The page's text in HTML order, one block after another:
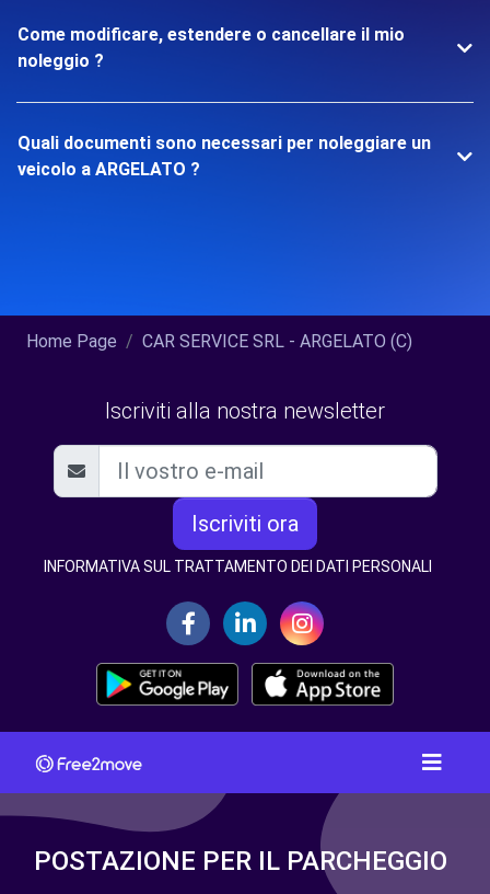
Come modificare, estendere o cancellare il mio
noleggio ?
Quali documenti sono necessari per noleggiare un
veicolo a ARGELATO ?
Home Page CAR SERVICE SRL - ARGELATO (C)
Iscriviti alla nostra newsletter
Iscriviti ora
INFORMATIVA SUL TRATTAMENTO DEI DATI PERSONALI
POSTAZIONE PER IL PARCHEGGIO